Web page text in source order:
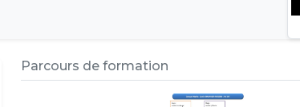
Parcours de formation